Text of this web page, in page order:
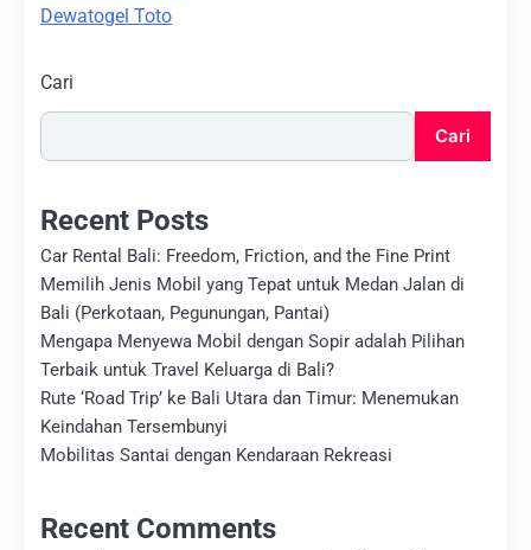
Dewatogel Toto
Cari
Cari
Recent Posts
Car Rental Bali: Freedom, Friction, and the Fine Print
Memilih Jenis Mobil yang Tepat untuk Medan Jalan di
Bali (Perkotaan, Pegunungan, Pantai)
Mengapa Menyewa Mobil dengan Sopir adalah Pilihan
Terbaik untuk Travel Keluarga di Bali?
Rute ‘Road Trip’ ke Bali Utara dan Timur: Menemukan
Keindahan Tersembunyi
Mobilitas Santai dengan Kendaraan Rekreasi
Recent Comments